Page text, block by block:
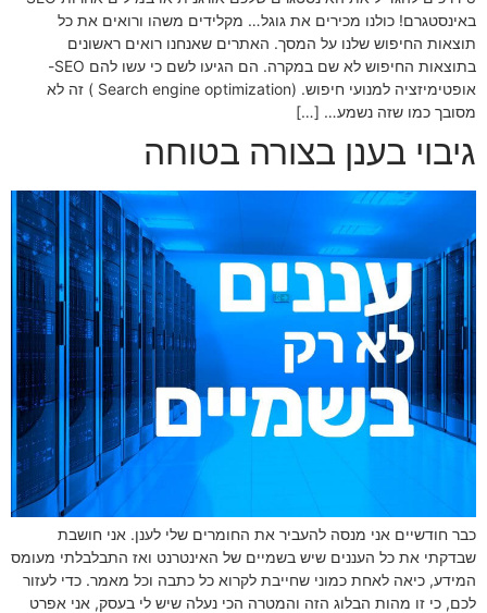
באינסטגרם! כולנו מכירים את גוגל… מקלידים משהו ורואים את כל
תוצאות החיפוש שלנו על המסך. האתרים שאנחנו רואים ראשונים
בתוצאות החיפוש לא שם במקרה. הם הגיעו לשם כי עשו להם SEO-
אופטימיזציה למנועי חיפוש. (Search engine optimization ) זה לא
מסובך כמו שזה נשמע… […]
גיבוי בענן בצורה בטוחה
כבר חודשיים אני מנסה להעביר את החומרים שלי לענן. אני חושבת
שבדקתי את כל העננים שיש בשמיים של האינטרנט ואז התבלבלתי מעומס
המידע, כיאה לאחת כמוני שחייבת לקרוא כל כתבה וכל מאמר. כדי לעזור
לכם, כי זו מהות הבלוג הזה והמטרה הכי נעלה שיש לי בעסק, אני אפרט